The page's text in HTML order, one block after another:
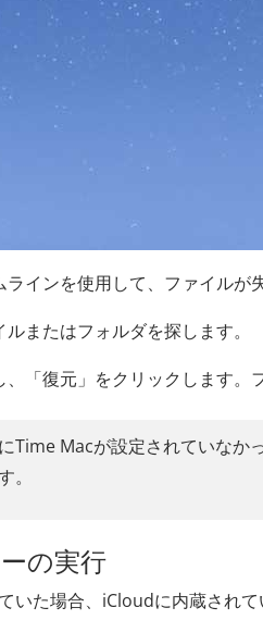
インを使用して、ファイルが
またはフォルダを探します。
「復元」をクリックします。
Time Macが設定されていなか
。
の実行
いた場合、iCloudに内蔵され